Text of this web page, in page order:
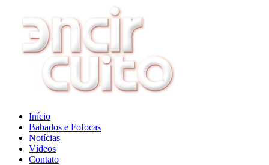
conteúdo
Início
Babados e Fofocas
Notícias
Vídeos
Contato